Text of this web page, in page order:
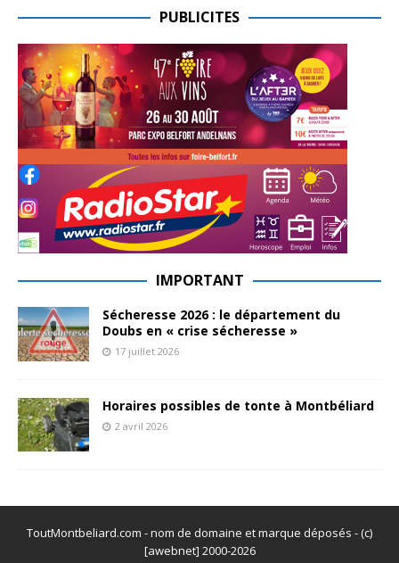
PUBLICITES
IMPORTANT
Sécheresse 2026 : le département du
Doubs en « crise sécheresse »
17 juillet 2026
Horaires possibles de tonte à Montbéliard
2 avril 2026
ToutMontbeliard.com - nom de domaine et marque déposés - (c)
[awebnet] 2000-2026